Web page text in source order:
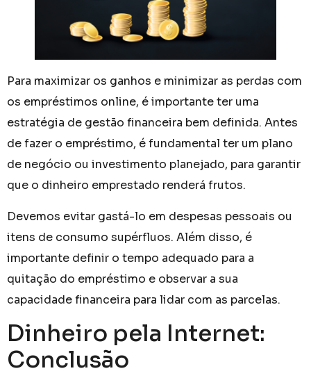
Para maximizar os ganhos e minimizar as perdas com
os empréstimos online, é importante ter uma
estratégia de gestão financeira bem definida. Antes
de fazer o empréstimo, é fundamental ter um plano
de negócio ou investimento planejado, para garantir
que o dinheiro emprestado renderá frutos.
Devemos evitar gastá-lo em despesas pessoais ou
itens de consumo supérfluos. Além disso, é
importante definir o tempo adequado para a
quitação do empréstimo e observar a sua
capacidade financeira para lidar com as parcelas.
Dinheiro pela Internet:
Conclusão